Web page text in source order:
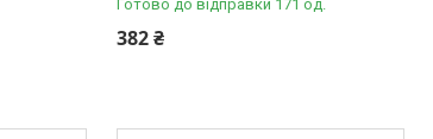
Готово до відправки 171 од.
382 ₴